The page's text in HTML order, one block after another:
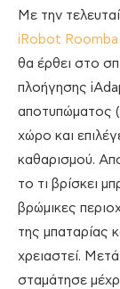
Με την
iRobot Roomba
θα έρθει στο
πλοήγησης
αποτυπώματος
χώρο και
καθαρισμού.
το τι βρίσκει
βρώμικες
της μπαταρίας
χρειαστεί.
σταμάτησε